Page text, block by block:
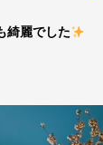
綺麗でした